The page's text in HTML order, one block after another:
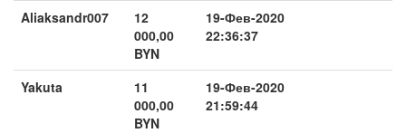
Aliaksandr007
12
000,00
BYN
19-Фев-2020
22:36:37
Yakuta
11
000,00
BYN
19-Фев-2020
21:59:44